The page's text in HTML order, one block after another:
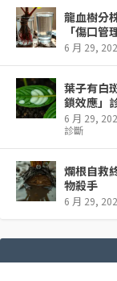
龍血樹分
「傷口管
6 月 29,
葉子有白
鎖效應」
6 月 29,
診斷
爛根自救
物殺手
6 月 29,